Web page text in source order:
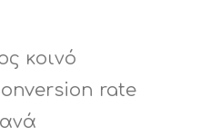
κοινό
rate